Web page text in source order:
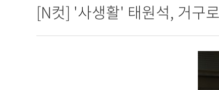
[N컷] '사생활' 태원석, 거구